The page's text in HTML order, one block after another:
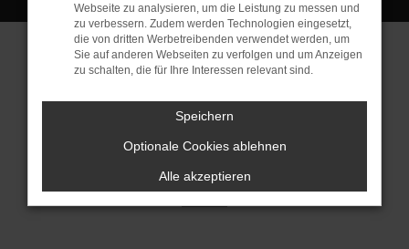
Cookie Einstellungen
© 2026 Jakob Trading GmbH | Neustädter Straße 1 | DE-08223
Neustadt/Vogtland | fj@jakob-trading.com | Webdesign by audaris.de
Webseite zu analysieren, um die Leistung zu messen und
zu verbessern. Zudem werden Technologien eingesetzt,
die von dritten Werbetreibenden verwendet werden, um
Sie auf anderen Webseiten zu verfolgen und um Anzeigen
zu schalten, die für Ihre Interessen relevant sind.
Speichern
Optionale Cookies ablehnen
Alle akzeptieren